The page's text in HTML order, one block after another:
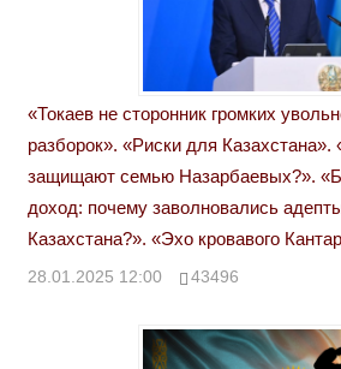
«Токаев не сторонник громких
разборок». «Риски для Казахстана».
защищают семью Назарбаевых?».
доход: почему заволновались
Казахстана?». «Эхо кровавого
28.01.2025 12:00 43496